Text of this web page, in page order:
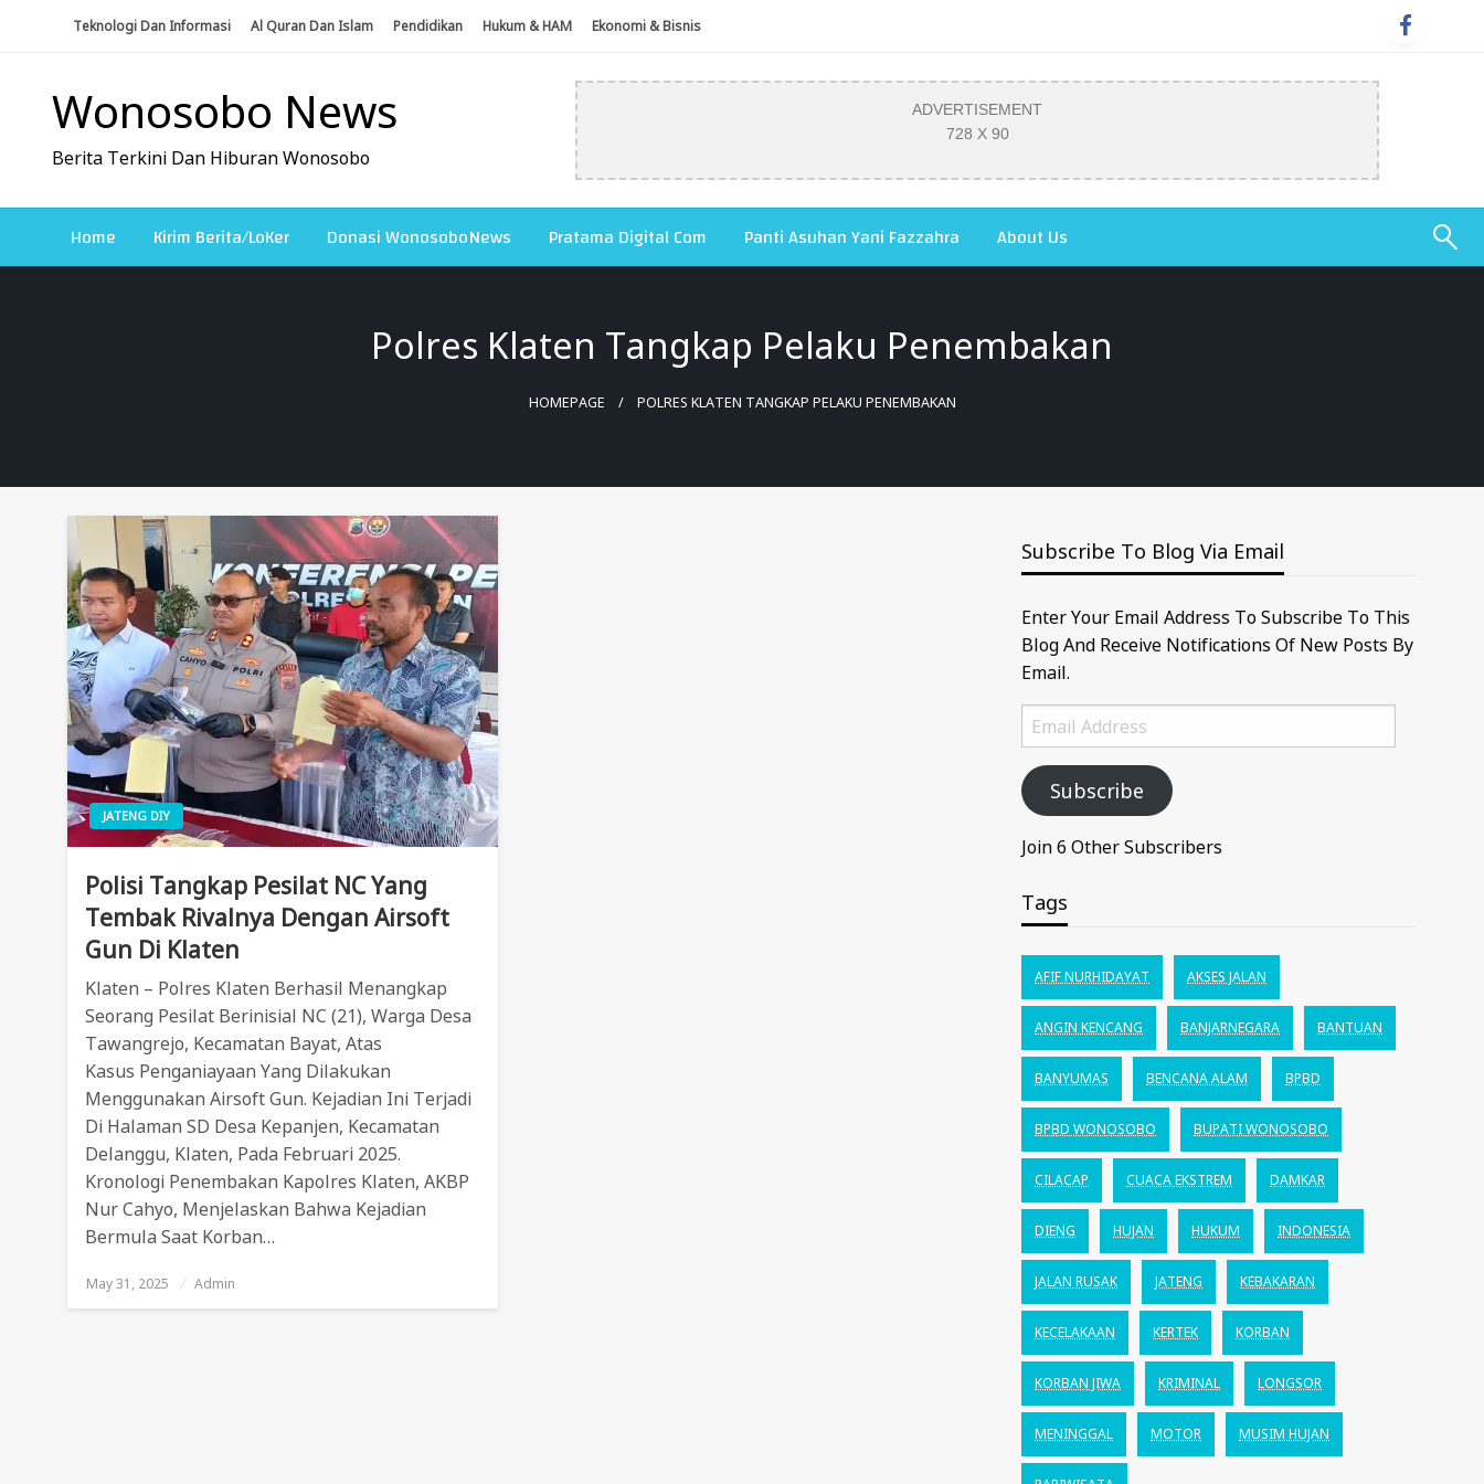
Teknologi Dan Informasi Al Quran Dan Islam Pendidikan Hukum & HAM Ekonomi & Bisnis
Wonosobo News
Berita Terkini Dan Hiburan Wonosobo
ADVERTISEMENT
728 X 90
Home Kirim Berita/LoKer Donasi WonosoboNews Pratama Digital Com Panti Asuhan Yani Fazzahra About Us
Polres Klaten Tangkap Pelaku Penembakan
HOMEPAGE POLRES KLATEN TANGKAP PELAKU PENEMBAKAN
JATENG DIY
Polisi Tangkap Pesilat NC Yang
Tembak Rivalnya Dengan Airsoft
Gun Di Klaten
Klaten – Polres Klaten Berhasil Menangkap
Seorang Pesilat Berinisial NC (21), Warga Desa
Tawangrejo, Kecamatan Bayat, Atas
Kasus Penganiayaan Yang Dilakukan
Menggunakan Airsoft Gun. Kejadian Ini Terjadi
Di Halaman SD Desa Kepanjen, Kecamatan
Delanggu, Klaten, Pada Februari 2025.
Kronologi Penembakan Kapolres Klaten, AKBP
Nur Cahyo, Menjelaskan Bahwa Kejadian
Bermula Saat Korban…
Posted
On
May 31, 2025 Admin
Subscribe To Blog Via Email
Enter Your Email Address To Subscribe To This
Blog And Receive Notifications Of New Posts By
Email.
Email
Address
Subscribe
Join 6 Other Subscribers
Tags
AFIF NURHIDAYAT AKSES JALAN
ANGIN KENCANG BANJARNEGARA BANTUAN
BANYUMAS BENCANA ALAM BPBD
BPBD WONOSOBO BUPATI WONOSOBO
CILACAP CUACA EKSTREM DAMKAR
DIENG HUJAN HUKUM INDONESIA
JALAN RUSAK JATENG KEBAKARAN
KECELAKAAN KERTEK KORBAN
KORBAN JIWA KRIMINAL LONGSOR
MENINGGAL MOTOR MUSIM HUJAN